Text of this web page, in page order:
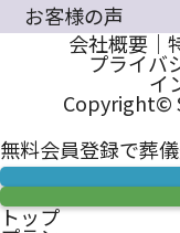
お客様の声
会社概要 ｜
プライバ
イ
Copyright©
無料会員登録で葬
トップ